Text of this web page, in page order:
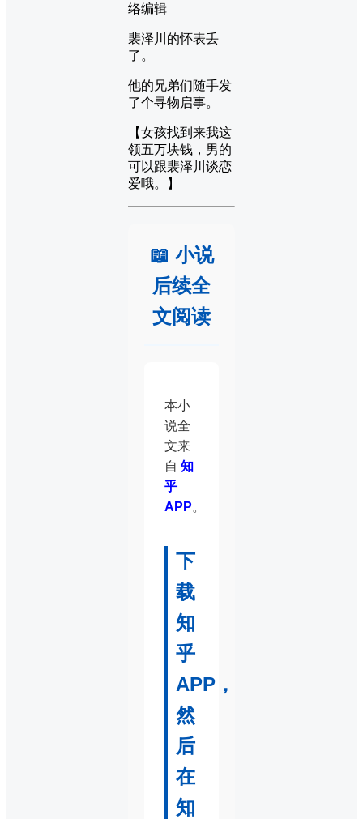
络编辑
裴泽川的怀表丢
了。
他的兄弟们随手发
了个寻物启事。
【女孩找到来我这
领五万块钱，男的
可以跟裴泽川谈恋
爱哦。】
📖 小说
后续全
文阅读
本小
说全
文来
自 知
乎
APP。
下
载
知
乎
APP，
然
后
在
知